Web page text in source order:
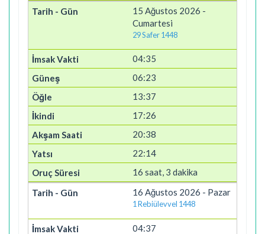
15 Ağustos 2026 -
Cumartesi
29 Safer 1448
04:35
06:23
13:37
17:26
20:38
22:14
16 saat, 3 dakika
16 Ağustos 2026 - Pazar
1 Rebiülevvel 1448
04:37